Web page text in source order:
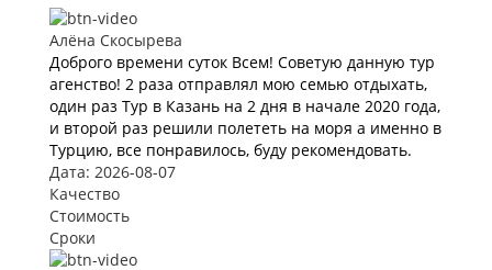
Алёна Скосырева
Доброго времени суток Всем! Советую данную тур
агенство! 2 раза отправлял мою семью отдыхать,
один раз Тур в Казань на 2 дня в начале 2020 года,
и второй раз решили полететь на моря а именно в
Турцию, все понравилось, буду рекомендовать.
Дата: 2026-08-07
Качество
Стоимость
Сроки